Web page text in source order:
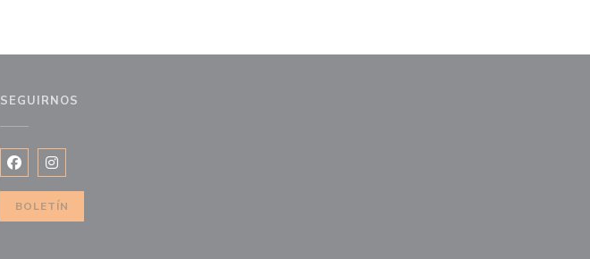
SEGUIRNOS
Facebook ((abre en una nueva ventana))
Instagram ((abre en una nueva ventana))
BOLETÍN